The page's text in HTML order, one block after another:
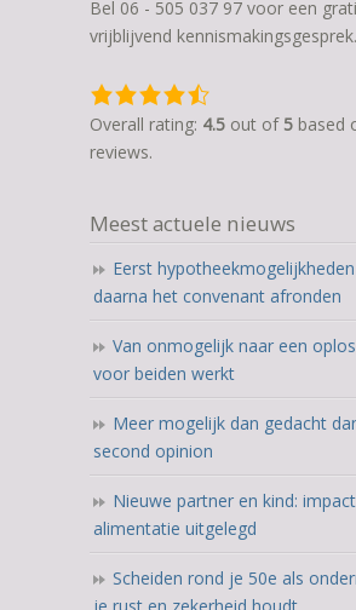
Bel 06 - 505 037 97 voor een
vrijblijvend kennismakingsgesprek.
4,5
rating
based
ratings
Overall rating: 4.5 out of 5 based
reviews.
Meest actuele nieuws
Eerst
daarna het convenant afronden
Van onmogelijk naar een
voor beiden werkt
Meer mogelijk dan gedacht
second opinion
Nieuwe partner en kind:
alimentatie uitgelegd
Scheiden rond je 50e als